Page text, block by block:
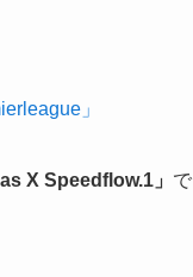
」
X Speedflow.1」 で